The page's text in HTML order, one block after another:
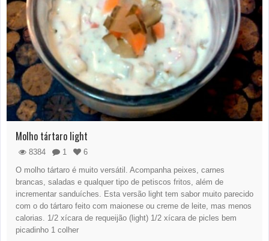
Molho tártaro light
8384 1
6
O molho tártaro é muito versátil. Acompanha peixes, carnes
brancas, saladas e qualquer tipo de petiscos fritos, além de
incrementar sanduíches. Esta versão light tem sabor muito parecido
com o do tártaro feito com maionese ou creme de leite, mas menos
calorias. 1/2 xícara de requeijão (light) 1/2 xícara de picles bem
picadinho 1 colher